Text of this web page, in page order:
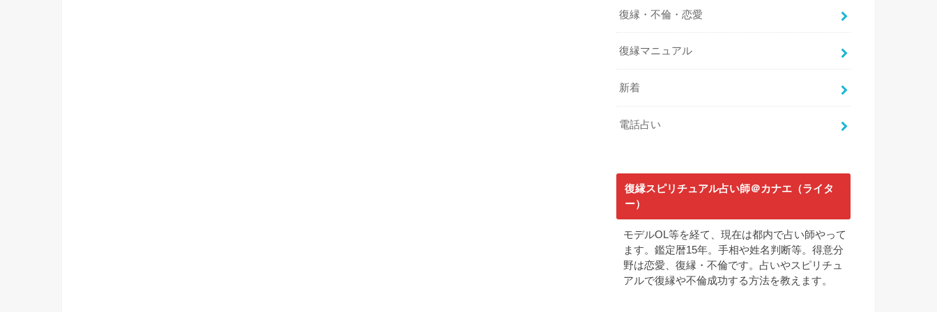
復縁・不倫・恋愛
復縁マニュアル
新着
電話占い
復縁スピリチュアル占い師＠カナエ（ライタ
ー）
モデルOL等を経て、現在は都内で占い師やって
ます。鑑定暦15年。手相や姓名判断等。得意分
野は恋愛、復縁・不倫です。占いやスピリチュ
アルで復縁や不倫成功する方法を教えます。